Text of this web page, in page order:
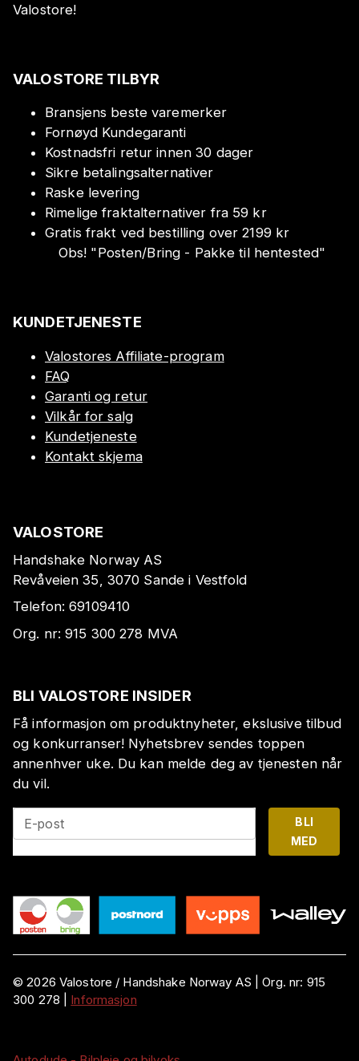
Valostore!
VALOSTORE TILBYR
Bransjens beste varemerker
Fornøyd Kundegaranti
Kostnadsfri retur innen 30 dager
Sikre betalingsalternativer
Raske levering
Rimelige fraktalternativer fra 59 kr
Gratis frakt ved bestilling over 2199 kr
Obs! "Posten/Bring - Pakke til hentested"
KUNDETJENESTE
Valostores Affiliate-program
FAQ
Garanti og retur
Vilkår for salg
Kundetjeneste
Kontakt skjema
VALOSTORE
Handshake Norway AS
Revåveien 35, 3070 Sande i Vestfold
Telefon:69109410
Org. nr:915 300 278 MVA
BLI VALOSTORE INSIDER
Få informasjon om produktnyheter, ekslusive tilbud
og konkurranser! Nyhetsbrev sendes toppen
annenhver uke. Du kan melde deg av tjenesten når
du vil.
E-post
BLI
MED
©2026 Valostore / Handshake Norway AS |Org. nr: 915
300 278
Informasjon